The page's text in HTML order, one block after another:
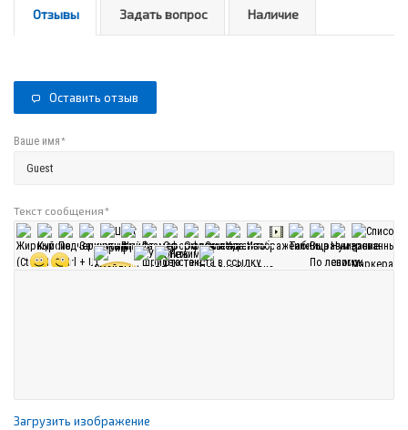
Отзывы Задать вопрос Наличие
Оставить отзыв
Ваше имя*
Текст сообщения*
Загрузить изображение